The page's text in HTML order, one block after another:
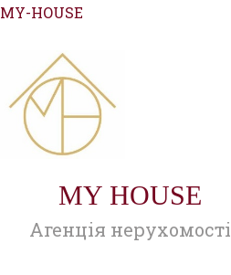
Перейти
вмісту
MY-HOUSE
MY HOUSE
Агенція нерухомості